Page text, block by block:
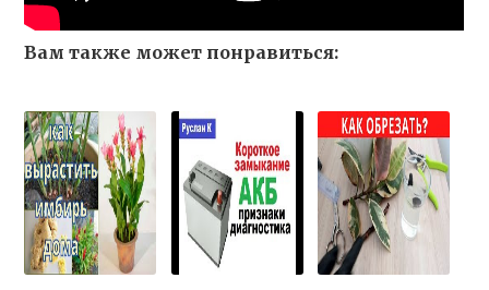
Вам также может понравиться: